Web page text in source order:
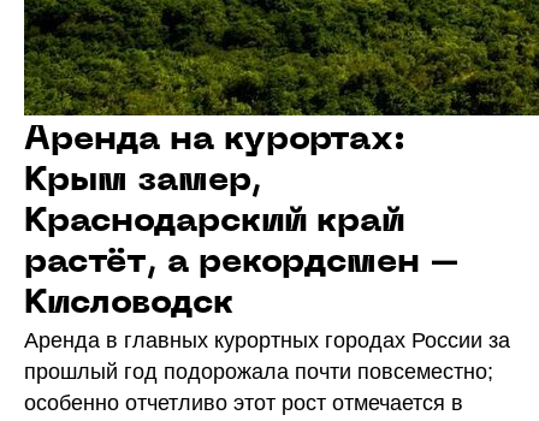
Аренда на курортах:
Крым замер,
Краснодарский край
растёт, а рекордсмен –
Кисловодск
Аренда в главных курортных городах России за
прошлый год подорожала почти повсеместно;
особенно отчетливо этот рост отмечается в